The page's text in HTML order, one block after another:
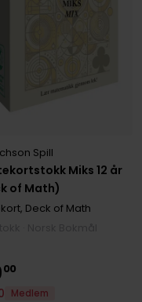
Miks 12 år
of Math)
Spill
Deck of Math
00
Medlem